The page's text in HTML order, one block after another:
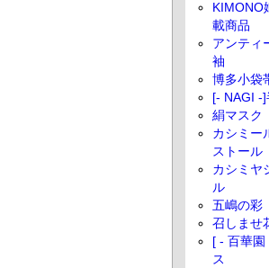
KIMONO
載商品
アンティ
袖
博多小袋
[- NAGI -
絹マスク
カシミー
ストール
カシミヤ
ル
五嶋の彩
召しませ
[ - 百華園
ス